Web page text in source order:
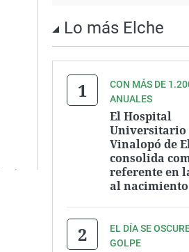
Lo más Elche
CON MÁS DE
ANUALES
El Hospital
Universitario
Vinalopó de
consolida
referente en
al nacimiento
EL DÍA SE
GOLPE